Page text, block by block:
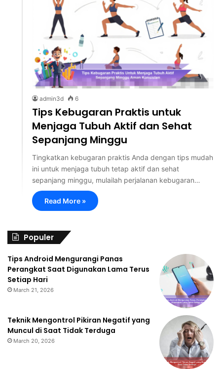
admin3d 6
Tips Kebugaran Praktis untuk
Menjaga Tubuh Aktif dan Sehat
Sepanjang Minggu
Tingkatkan kebugaran praktis Anda dengan tips mudah
ini untuk menjaga tubuh tetap aktif dan sehat
sepanjang minggu, mulailah perjalanan kebugaran…
Read More »
Populer
Tips Android Mengurangi Panas
Perangkat Saat Digunakan Lama Terus
Setiap Hari
March 21, 2026
Teknik Mengontrol Pikiran Negatif yang
Muncul di Saat Tidak Terduga
March 20, 2026